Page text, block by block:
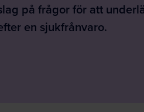
på frågor för att
en sjukfrånvaro.